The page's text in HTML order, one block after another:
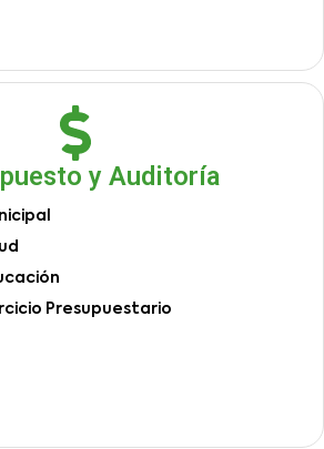
y Auditoría
Presupuestario